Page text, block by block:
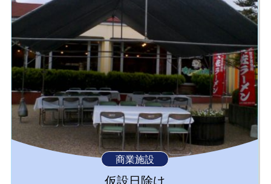
商業施設
仮設日除け